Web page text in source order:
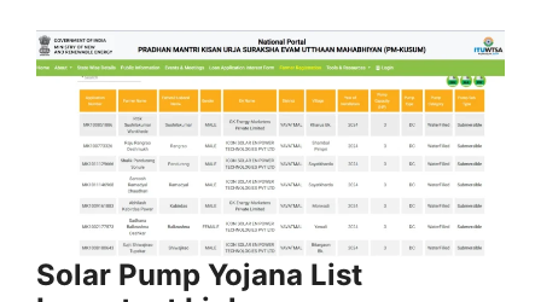
Solar Pump Yojana List